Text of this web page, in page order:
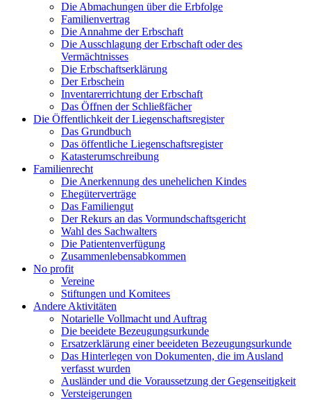
Die Abmachungen über die Erbfolge
Familienvertrag
Die Annahme der Erbschaft
Die Ausschlagung der Erbschaft oder des
Vermächtnisses
Die Erbschaftserklärung
Der Erbschein
Inventarerrichtung der Erbschaft
Das Öffnen der Schließfächer
Die Öffentlichkeit der Liegenschaftsregister
Das Grundbuch
Das öffentliche Liegenschaftsregister
Katasterumschreibung
Familienrecht
Die Anerkennung des unehelichen Kindes
Ehegüterverträge
Das Familiengut
Der Rekurs an das Vormundschaftsgericht
Wahl des Sachwalters
Die Patientenverfügung
Zusammenlebensabkommen
No profit
Vereine
Stiftungen und Komitees
Andere Aktivitäten
Notarielle Vollmacht und Auftrag
Die beeidete Bezeugungsurkunde
Ersatzerklärung einer beeideten Bezeugungsurkunde
Das Hinterlegen von Dokumenten, die im Ausland
verfasst wurden
Ausländer und die Voraussetzung der Gegenseitigkeit
Versteigerungen